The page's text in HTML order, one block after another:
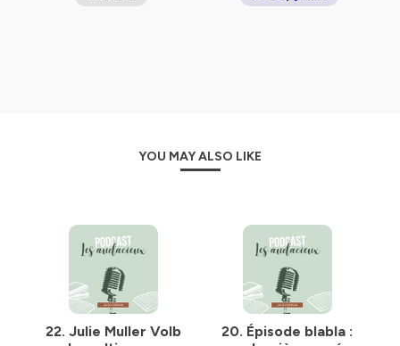
YOU MAY ALSO LIKE
22. Julie Muller Volb
20. Épisode blabla :